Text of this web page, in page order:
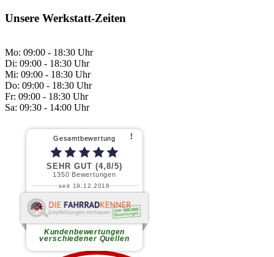
Unsere Werkstatt-Zeiten
Mo: 09:00 - 18:30 Uhr
Di: 09:00 - 18:30 Uhr
Mi: 09:00 - 18:30 Uhr
Do: 09:00 - 18:30 Uhr
Fr: 09:00 - 18:30 Uhr
Sa: 09:30 - 14:00 Uhr